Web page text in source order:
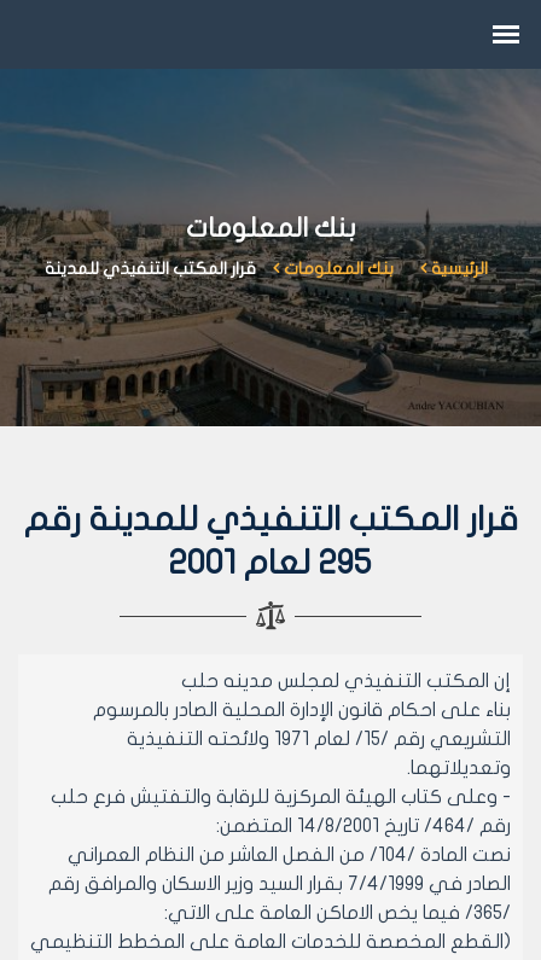
بنك المعلومات
الرئيسية بنك المعلومات قرار المكتب التنفيذي للمدينة
قرار المكتب التنفيذي للمدينة رقم
295 لعام 2001
إن المكتب التنفيذي لمجلس مدينه حلب
بناء على احكام قانون الإدارة المحلية الصادر بالمرسوم
التشريعي رقم /15/ لعام 1971 ولائحته التنفيذية
وتعديلاتهما.
- وعلى كتاب الهيئة المركزية للرقابة والتفتيش فرع حلب
رقم /464/ تاريخ 14/8/2001 المتضمن:
نصت المادة /104/ من الفصل العاشر من النظام العمراني
الصادر في 7/4/1999 بقرار السيد وزير الاسكان والمرافق رقم
/365/ فيما يخص الاماكن العامة على الاتي:
(القطع المخصصة للخدمات العامة على المخطط التنظيمي